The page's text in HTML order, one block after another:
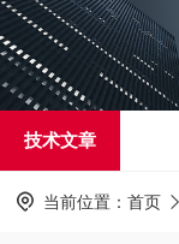
技术文章
当前位置： 首页